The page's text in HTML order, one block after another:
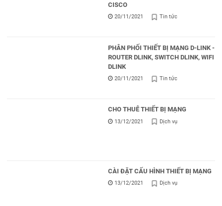
CISCO
20/11/2021 Tin tức
PHÂN PHỐI THIẾT BỊ MẠNG D-LINK -
ROUTER DLINK, SWITCH DLINK, WIFI
DLINK
20/11/2021 Tin tức
CHO THUÊ THIẾT BỊ MẠNG
13/12/2021 Dịch vụ
CÀI ĐẶT CẤU HÌNH THIẾT BỊ MẠNG
13/12/2021 Dịch vụ